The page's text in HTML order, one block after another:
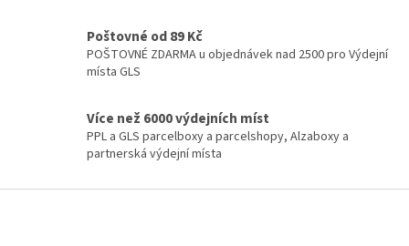
Poštovné od 89 Kč
POŠTOVNÉ ZDARMA u objednávek nad 2500 pro Výdejní
místa GLS
Více než 6000 výdejních míst
PPL a GLS parcelboxy a parcelshopy, Alzaboxy a
partnerská výdejní místa